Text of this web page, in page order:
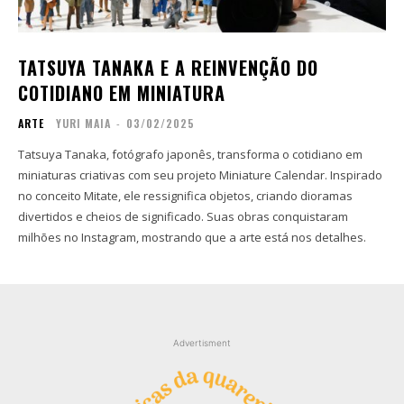
Contato
Zine
Autores
Contato
Filmes
Sobre
Blog
Contato
Zine
Autores
Contato
Filmes
Sobre
Blog
TATSUYA TANAKA E A REINVENÇÃO DO
COTIDIANO EM MINIATURA
ARTE YURI MAIA - 03/02/2025
Tatsuya Tanaka, fotógrafo japonês, transforma o cotidiano em
miniaturas criativas com seu projeto Miniature Calendar. Inspirado
no conceito Mitate, ele ressignifica objetos, criando dioramas
divertidos e cheios de significado. Suas obras conquistaram
milhões no Instagram, mostrando que a arte está nos detalhes.
Advertisment